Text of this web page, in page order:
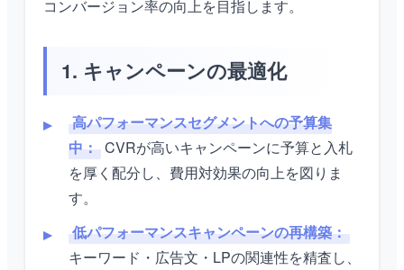
コンバージョン率の向上を目指します。
1. キャンペーンの最適化
高パフォーマンスセグメントへの予算集
中：
CVRが高いキャンペーンに予算と入札
を厚く配分し、費用対効果の向上を図りま
す。
低パフォーマンスキャンペーンの再構築：
キーワード・広告文・LPの関連性を精査し、